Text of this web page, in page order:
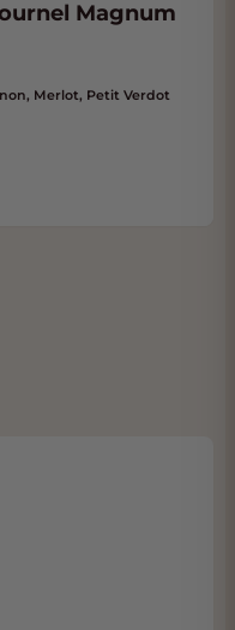
Magnum
Merlot, Petit Verdot